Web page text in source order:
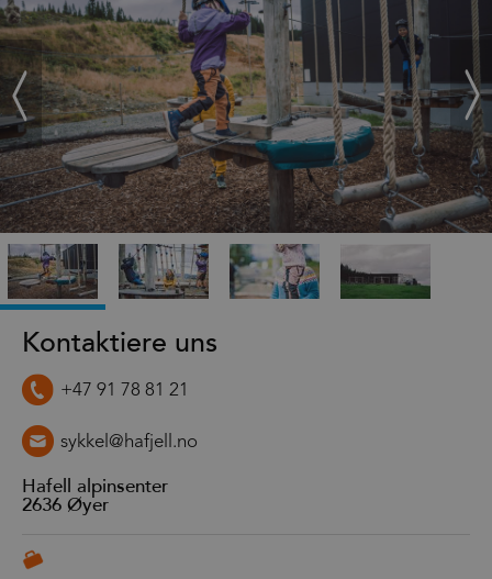
‹
Zurück
Kontaktiere uns
+47 91 78 81 21
sykkel@hafjell.no
Hafell alpinsenter
2636 Øyer